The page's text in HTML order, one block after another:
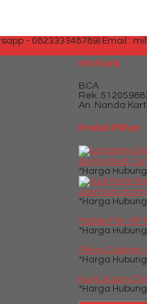
- 082333348789) Email :
Info Bank
BCA
Rek.
An. Nanda
Produk Pilihan
Spring Bed
*Harga
Jual Kursi
*Harga
Mobile File VIP
*Harga
Filling Cabinet
*Harga
Kursi Susun
*Harga